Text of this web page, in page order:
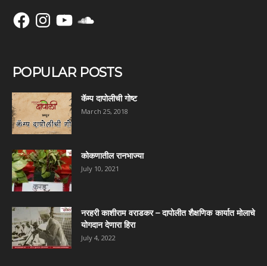
FacebookInstagramYouTubeSoundCloud
POPULAR POSTS
कॅम्प दापोलीची गोष्ट
March 25, 2018
कोकणातील रानभाज्या
July 10, 2021
नरहरी काशीराम वराडकर – दापोलीत शैक्षणिक कार्यात मोलाचे
योगदान देणारा हिरा
July 4, 2022